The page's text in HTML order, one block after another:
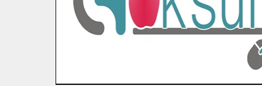
Bertiz’in Yeni Köprüsünde Sona Doğru.